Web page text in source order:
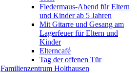
Fledermaus-Abend für Eltern
und Kinder ab 5 Jahren
Mit Gitarre und Gesang am
Lagerfeuer für Eltern und
Kinder
Elterncafé
Tag der offenen Tür
Familienzentrum Holthausen